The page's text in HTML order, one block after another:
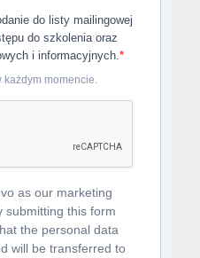
do listy mailingowej
do szkolenia oraz
i informacyjnych.
każdym momencie.
as our marketing
submitting this form
the personal data
will be transferred to